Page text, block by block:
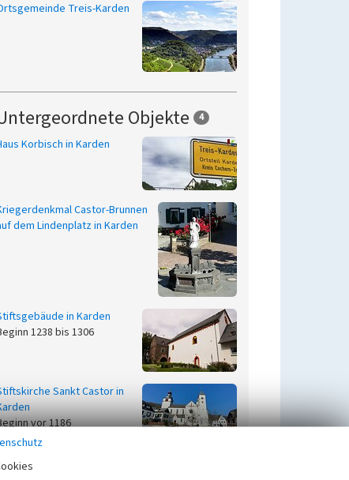
Treis-Karden
Objekte 4
Korbisch in Karden
Castor-Brunnen
dem Lindenplatz in Karden
in Karden
1238 bis 1306
Sankt Castor in
vor 1186